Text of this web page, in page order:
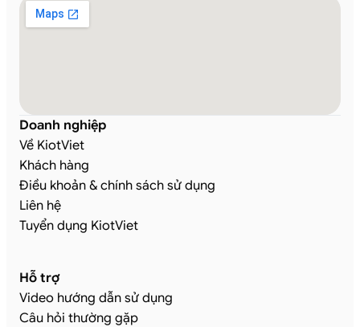
Doanh nghiệp
Về KiotViet
Khách hàng
Điều khoản & chính sách sử dụng
Liên hệ
Tuyển dụng KiotViet
Hỗ trợ
Video hướng dẫn sử dụng
Câu hỏi thường gặp